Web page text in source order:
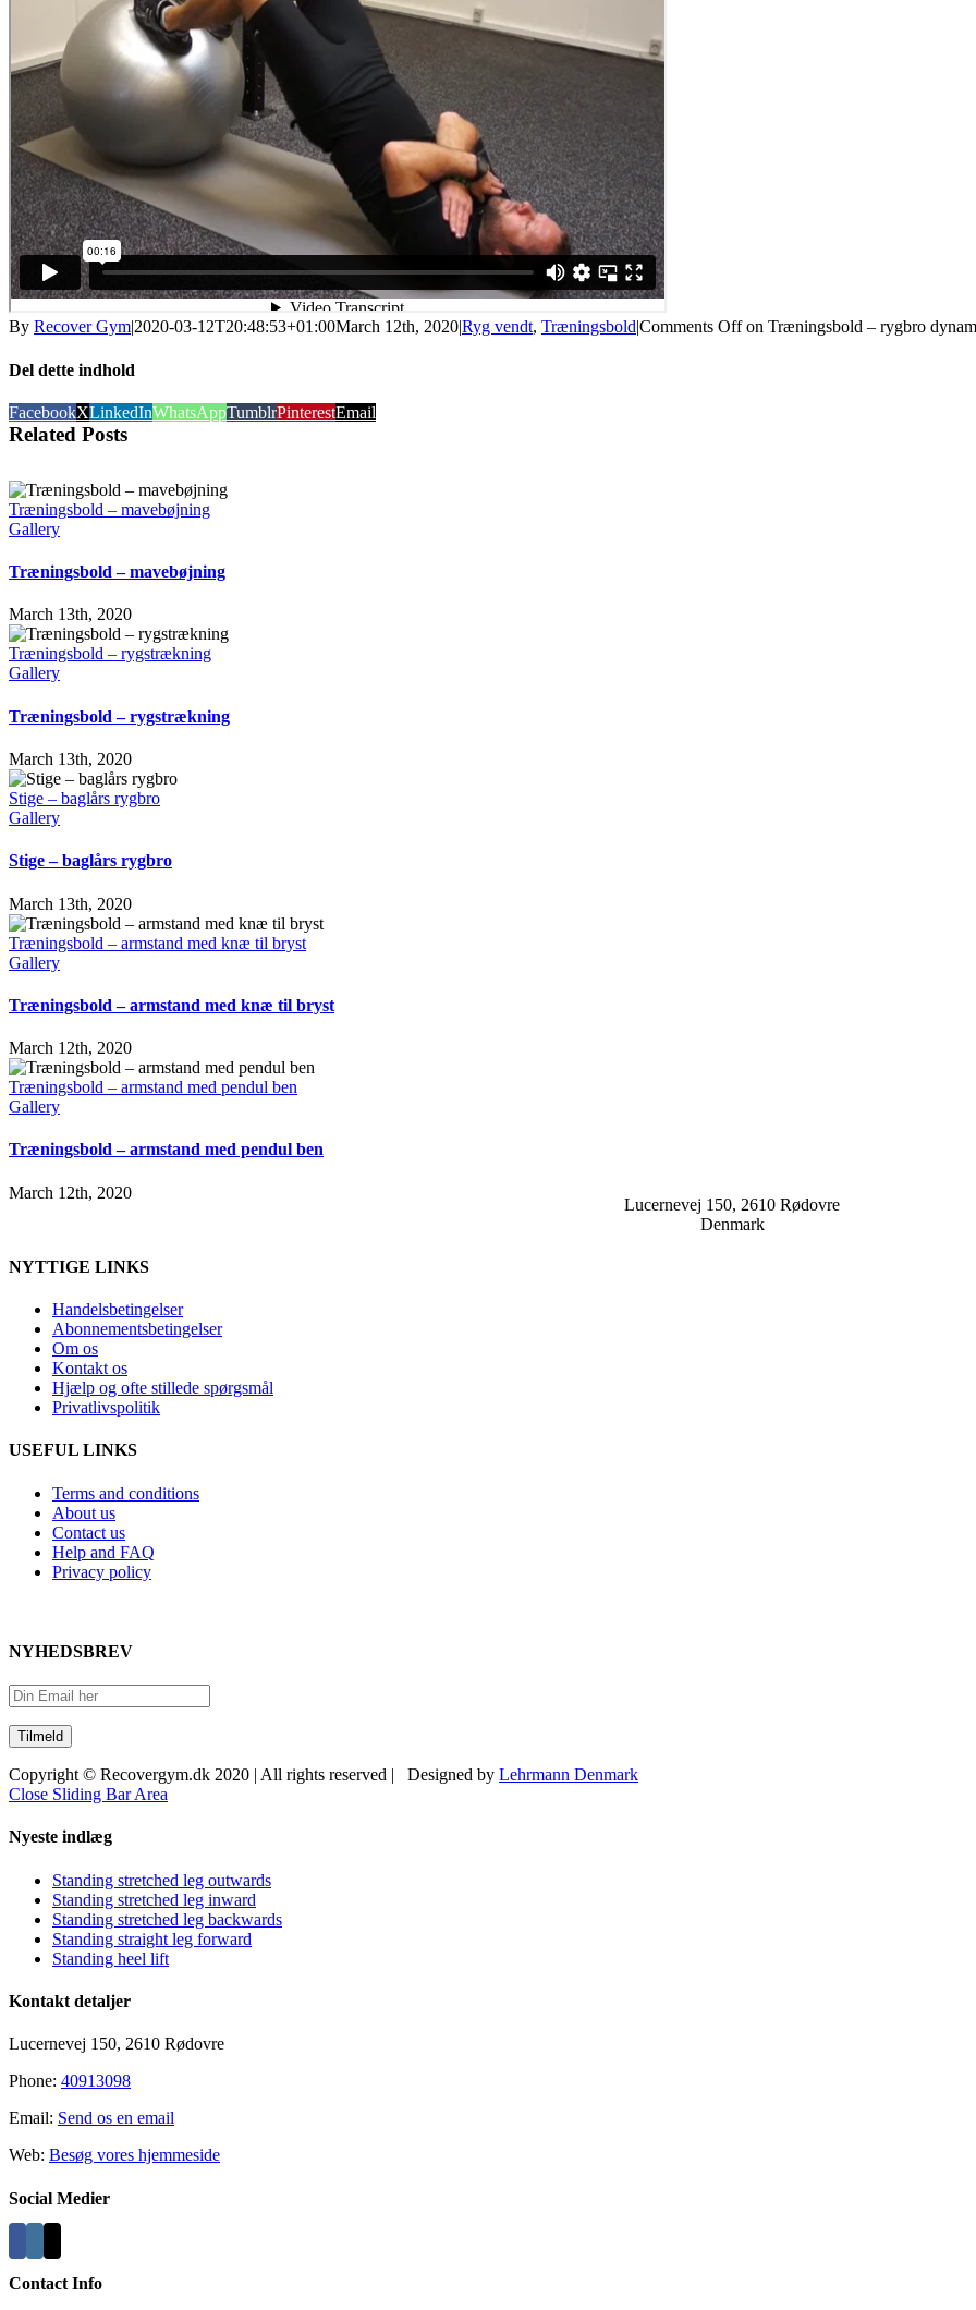
By Recover Gym|2020-03-12T20:48:53+01:00March 12th, 2020|Ryg vendt, Træningsbold|Comments Offon Træningsbold – rygbro
Del dette indhold
FacebookXLinkedInWhatsAppTumblrPinterestEmail
Related Posts
Træningsbold – mavebøjning
Gallery
Træningsbold – mavebøjning
March 13th, 2020
Træningsbold – rygstrækning
Gallery
Træningsbold – rygstrækning
March 13th, 2020
Stige – baglårs rygbro
Gallery
Stige – baglårs rygbro
March 13th, 2020
Træningsbold – armstand med knæ til bryst
Gallery
Træningsbold – armstand med knæ til bryst
March 12th, 2020
Træningsbold – armstand med pendul ben
Gallery
Træningsbold – armstand med pendul ben
March 12th, 2020
Lucernevej 150, 2610 Rødovre
Denmark
NYTTIGE LINKS
Handelsbetingelser
Abonnementsbetingelser
Om os
Kontakt os
Hjælp og ofte stillede spørgsmål
Privatlivspolitik
USEFUL LINKS
Terms and conditions
About us
Contact us
Help and FAQ
Privacy policy
NYHEDSBREV
Copyright © Recovergym.dk 2020 | All rights reserved | Designed by Lehrmann Denmark
Close Sliding Bar Area
Nyeste indlæg
Standing stretched leg outwards
Standing stretched leg inward
Standing stretched leg backwards
Standing straight leg forward
Standing heel lift
Kontakt detaljer
Lucernevej 150, 2610 Rødovre
Phone: 40913098
Email: Send os en email
Web: Besøg vores hjemmeside
Social Medier
Contact Info